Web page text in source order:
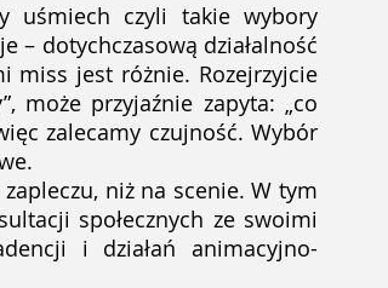
uśmiech czyli takie wybory
– dotychczasową działalność
miss jest różnie. Rozejrzyjcie
może przyjaźnie zapyta: „co
zalecamy czujność. Wybór
niż na scenie. W tym
społecznych ze swoimi
i działań animacyjno-